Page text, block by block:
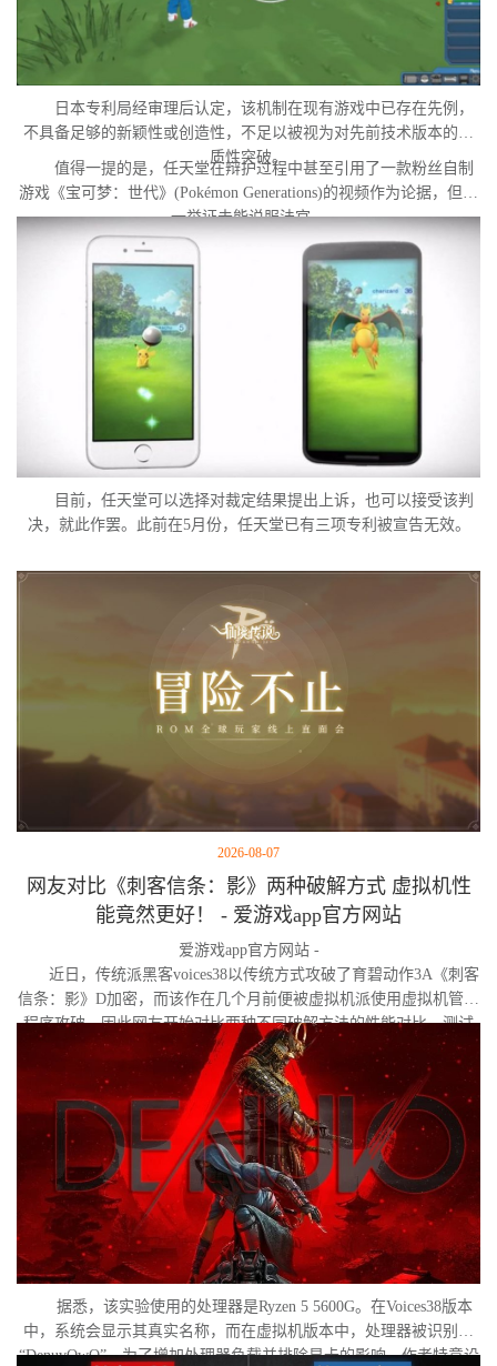
日本专利局经审理后认定，该机制在现有游戏中已存在先例，
不具备足够的新颖性或创造性，不足以被视为对先前技术版本的实
质性突破。
值得一提的是，任天堂在辩护过程中甚至引用了一款粉丝自制
游戏《宝可梦：世代》(Pokémon Generations)的视频作为论据，但这
一举证未能说服法官。
目前，任天堂可以选择对裁定结果提出上诉，也可以接受该判
决，就此作罢。此前在5月份，任天堂已有三项专利被宣告无效。
2026-08-07
网友对比《刺客信条：影》两种破解方式 虚拟机性
能竟然更好！ - 爱游戏app官方网站
爱游戏app官方网站 -
近日，传统派黑客voices38以传统方式攻破了育碧动作3A《刺客
信条：影》D加密，而该作在几个月前便被虚拟机派使用虚拟机管理
程序攻破。因此网友开始对比两种不同破解方法的性能对比。测试
作者决定验证，虚拟机管理程序是否真的会像许多玩家认为的那
样，导致明显的帧数下降。
据悉，该实验使用的处理器是Ryzen 5 5600G。在Voices38版本
中，系统会显示其真实名称，而在虚拟机版本中，处理器被识别为
“DenuvOwO”。为了增加处理器负载并排除显卡的影响，作者特意设